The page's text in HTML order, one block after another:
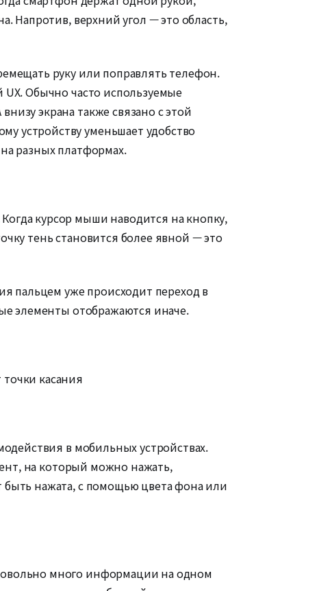
Напротив, верхний угол — это область,
руку или поправлять телефон.
Обычно часто используемые
экрана также связано с этой
устройству уменьшает удобство
разных платформах.
курсор мыши наводится на кнопку,
тень становится более явной — это
пальцем уже происходит переход в
элементы отображаются иначе.
касания
в мобильных устройствах.
на который можно нажать,
быть нажата, с помощью цвета фона или
много информации на одном